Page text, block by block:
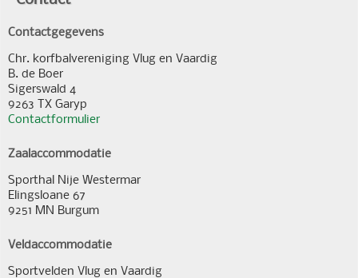
Contactgegevens
Chr. korfbalvereniging Vlug en Vaardig
B. de Boer
Sigerswald 4
9263 TX Garyp
Contactformulier
Zaalaccommodatie
Sporthal Nije Westermar
Elingsloane 67
9251 MN Burgum
Veldaccommodatie
Sportvelden Vlug en Vaardig